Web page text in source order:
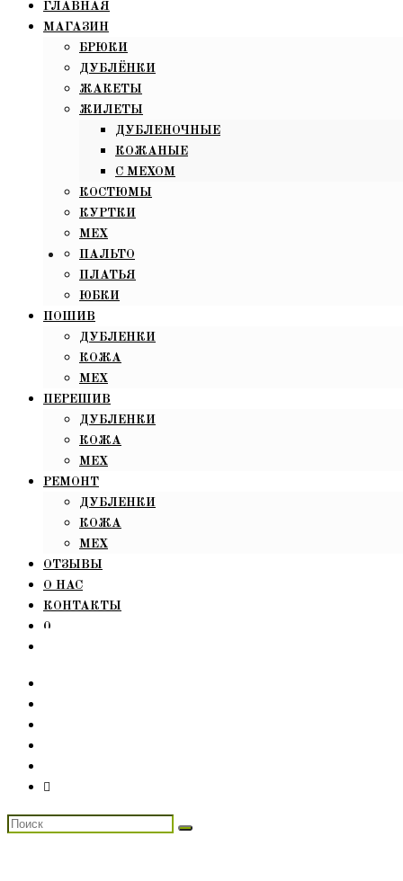
website
ГЛАВНАЯ
МАГАЗИН
БРЮКИ
ДУБЛЁНКИ
ЖАКЕТЫ
ЖИЛЕТЫ
ДУБЛЕНОЧНЫЕ
КОЖАНЫЕ
С МЕХОМ
КОСТЮМЫ
КУРТКИ
МЕХ
ПАЛЬТО
ПЛАТЬЯ
ЮБКИ
ПОШИВ
ДУБЛЕНКИ
КОЖА
МЕХ
ПЕРЕШИВ
ДУБЛЕНКИ
КОЖА
МЕХ
РЕМОНТ
ДУБЛЕНКИ
КОЖА
МЕХ
ОТЗЫВЫ
О НАС
КОНТАКТЫ
0